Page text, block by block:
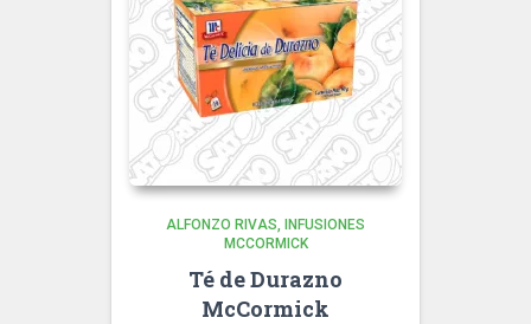
ALFONZO RIVAS
INFUSIONES
MCCORMICK
Té de Durazno
McCormick